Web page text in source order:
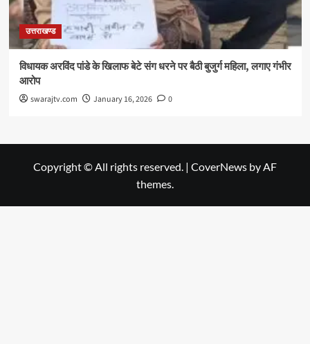
उत्तराखण्ड
विधायक अरविंद पांडे के खिलाफ बेटे संग धरने पर बैठी बुजुर्ग महिला, लगाए गंभीर
आरोप
swarajtv.com January 16, 2026 0
Copyright © All rights reserved. | CoverNews by AF
themes.